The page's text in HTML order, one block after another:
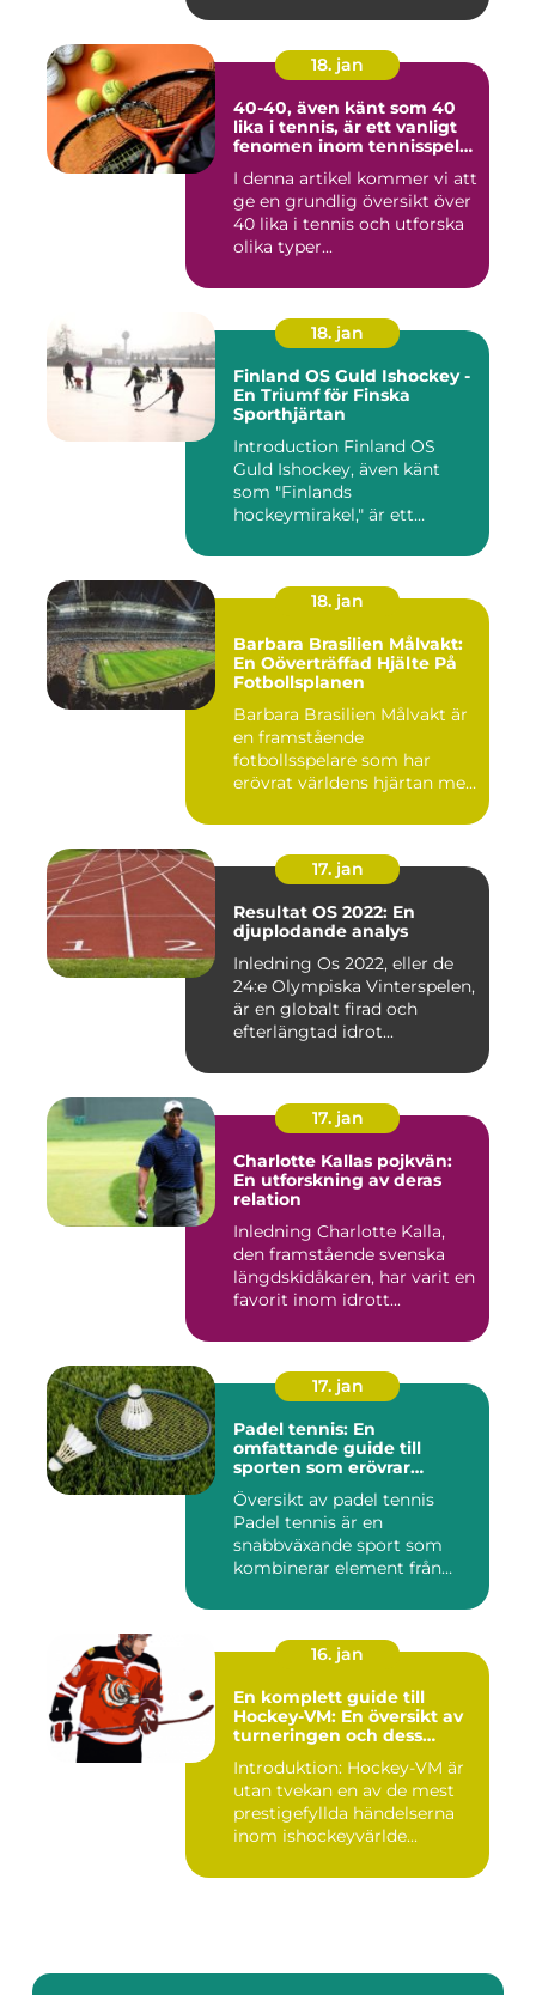
18. jan
40-40, även känt som 40
lika i tennis, är ett vanligt
fenomen inom tennisspelet
spännande och
frustrerande för spelare
och fans
I denna artikel kommer vi att
ge en grundlig översikt över
40 lika i tennis och utforska
olika typer...
18. jan
Finland OS Guld Ishockey -
En Triumf för Finska
Sporthjärtan
Introduction Finland OS
Guld Ishockey, även känt
som "Finlands
hockeymirakel," är ett
18. jan
Barbara Brasilien Målvakt:
En Oöverträffad Hjälte På
Fotbollsplanen
Barbara Brasilien Målvakt är
en framstående
fotbollsspelare som har
erövrat världens hjärtan med
17. jan
Resultat OS 2022: En
djuplodande analys
Inledning Os 2022, eller de
24:e Olympiska Vinterspelen,
är en globalt firad och
efterlängtad idrot...
17. jan
Charlotte Kallas pojkvän:
En utforskning av deras
relation
Inledning Charlotte Kalla,
den framstående svenska
längdskidåkaren, har varit en
favorit inom idrott...
17. jan
Padel tennis: En
omfattande guide till
sporten som erövrar
världen
Översikt av padel tennis
Padel tennis är en
snabbväxande sport som
kombinerar element från
16. jan
En komplett guide till
Hockey-VM: En översikt av
turneringen och dess
Introduktion: Hockey-VM är
utan tvekan en av de mest
prestigefyllda händelserna
inom ishockeyvärlde...